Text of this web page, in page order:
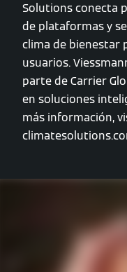
Solutions conecta
de plataformas y
clima de bienestar
usuarios.
parte de Carrier
en soluciones
más información,